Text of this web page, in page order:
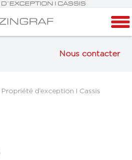
I CASSIS
Nous contacter
Propriété d’exception I Cassis